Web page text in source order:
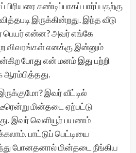
கண்டிப்பாகப் பார்ப்பதற்கு
இருக்கின்றது. இந்த வீடு
பெயர் என்ன? அவர் எங்கே
விவரங்கள் எனக்கு இன்னும்
போது என் மனம் இது பற்றி
ஆரம்பித்தது.
இவர் வீட்டில்
மின்தடை ஏற்பட்டு
இவர் வெளியூர் பயணம்
பாட்டுப் பெட்டியை
போனதனால் மின்தடை நீங்கிய